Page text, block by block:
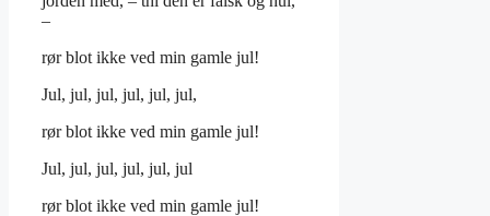
–
rør blot ikke ved min gamle jul!
Jul, jul, jul, jul, jul, jul,
rør blot ikke ved min gamle jul!
Jul, jul, jul, jul, jul, jul
rør blot ikke ved min gamle jul!